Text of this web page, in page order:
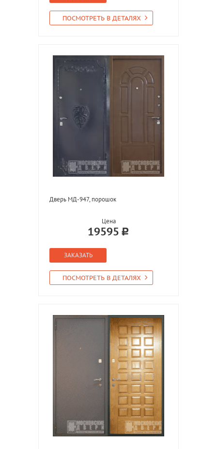
ПОСМОТРЕТЬ В ДЕТАЛЯХ
Дверь МД-947, порошок
Цена
19595
ЗАКАЗАТЬ
ПОСМОТРЕТЬ В ДЕТАЛЯХ